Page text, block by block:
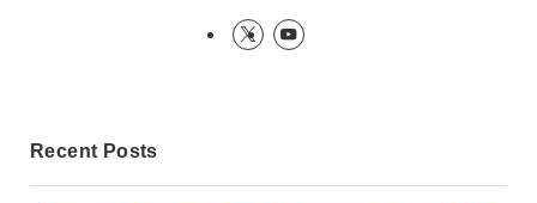
Recent Posts